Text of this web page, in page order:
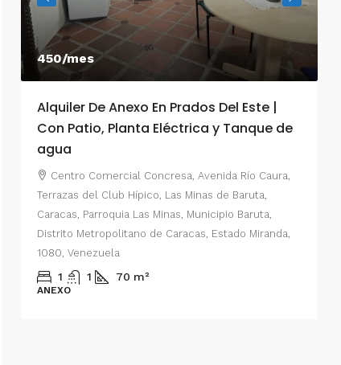
450/mes
Alquiler De Anexo En Prados Del Este |
Con Patio, Planta Eléctrica y Tanque de
agua
Centro Comercial Concresa, Avenida Río Caura,
Terrazas del Club Hípico, Las Minas de Baruta,
Caracas, Parroquia Las Minas, Municipio Baruta,
Distrito Metropolitano de Caracas, Estado Miranda,
1080, Venezuela
1 1 70 m²
ANEXO